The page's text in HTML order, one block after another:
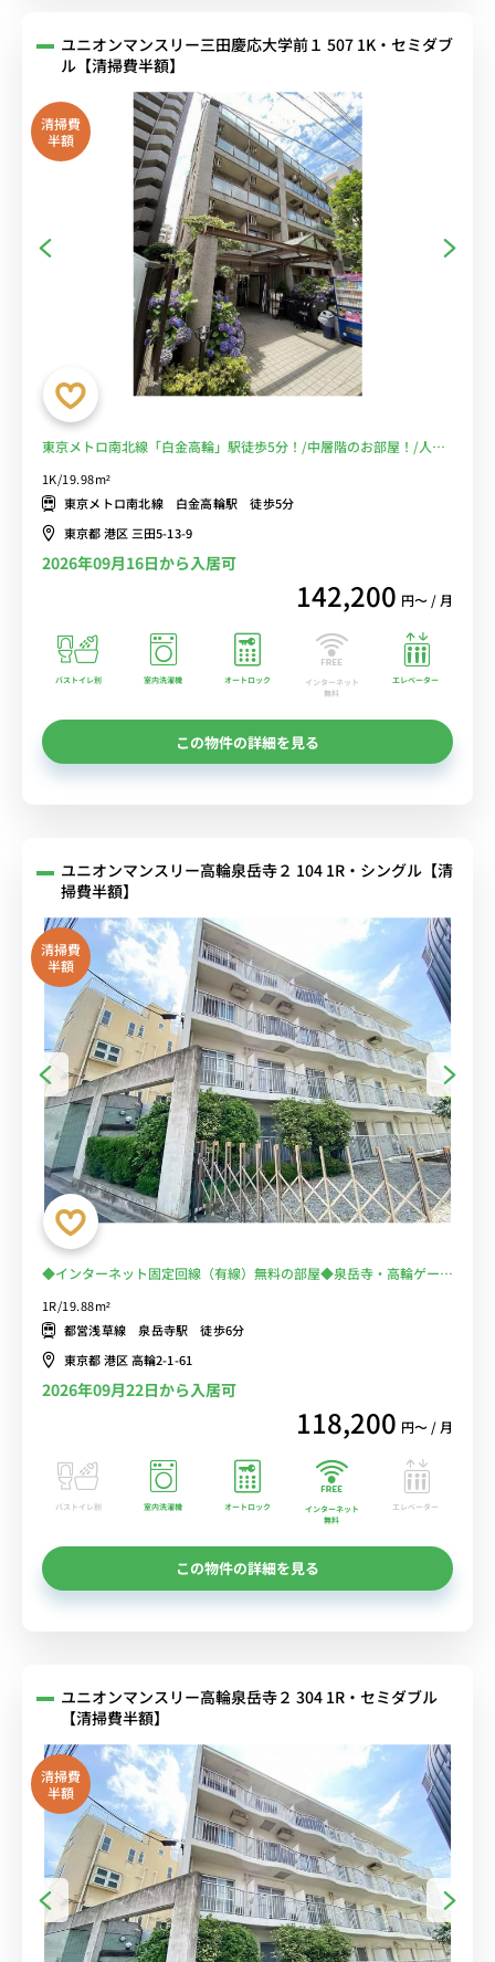
ユニオンマンスリー三田慶応大学前１ 507 1K・セミダブ
ル【清掃費半額】
清掃費
半額
東京メトロ南北線「白金高輪」駅徒歩5分！/中層階のお部屋！/人気
のバス・トイレ別！/おしゃれなカフェやおいしいごはん屋さんも♪/
■選べるWi-Fi格安レンタル中！
1K/19.98m²
東京メトロ南北線 白金高輪駅 徒歩5分
東京都 港区 三田5-13-9
2026年09月16日から入居可
142,200 円〜 / 月
バストイレ別 室内洗濯機 オートロック
インターネット
無料
エレベーター
この物件の詳細を見る
ユニオンマンスリー高輪泉岳寺２ 104 1R・シングル【清
掃費半額】
清掃費
半額
◆インターネット固定回線（有線）無料の部屋◆泉岳寺・高輪ゲート
分！
1R/19.88m²
都営浅草線 泉岳寺駅 徒歩6分
東京都 港区 高輪2-1-61
2026年09月22日から入居可
118,200 円〜 / 月
バストイレ別 室内洗濯機 オートロック
インターネット
無料
エレベーター
この物件の詳細を見る
ユニオンマンスリー高輪泉岳寺２ 304 1R・セミダブル
【清掃費半額】
清掃費
半額